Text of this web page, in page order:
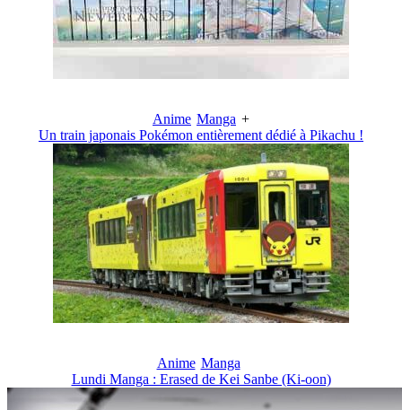
Anime Manga +
Un train japonais Pokémon entièrement dédié à Pikachu !
Anime Manga
Lundi Manga : Erased de Kei Sanbe (Ki-oon)